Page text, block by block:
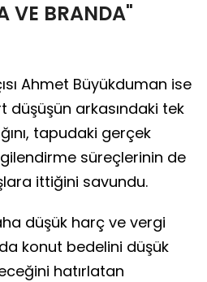
VE BRANDA"
Ahmet Büyükduman ise
düşüşün arkasındaki tek
tapudaki gerçek
süreçlerinin de
ittiğini savundu.
düşük harç ve vergi
konut bedelini düşük
hatırlatan